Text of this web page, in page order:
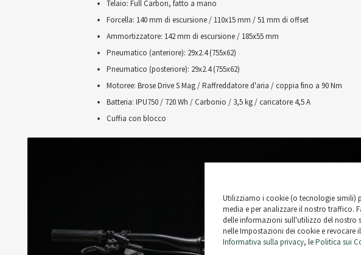
Utilizziamo i cookie (o tecnologie simili)
media e per analizzare il nostro traffico.
delle informazioni sull'utilizzo del nostro
nelle Impostazioni dei cookie e revocare
Informativa sulla privacy, lePolitica sui
Telaio: Full Carbon, fatto a mano
Forcella: 140 mm di escursione / 110x15 mm / 51 mm di offset
Ammortizzatore: 142 mm di escursione / 185x55 mm
Pneumatico (anteriore): 29x2.4 (755x62)
Pneumatico (posteriore): 29x2.4 (755x62)
Motoree: Brose Drive S Mag / Raffreddatore d'aria / coppia fino a 90 Nm
Batteria: IPU750 / 720 Wh / Carbonio / 3,5 kg / caricatore 4,5 A
Cuffia con blocco